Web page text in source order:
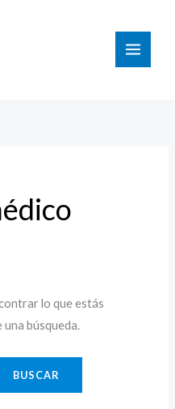
lo que estás
una búsqueda.